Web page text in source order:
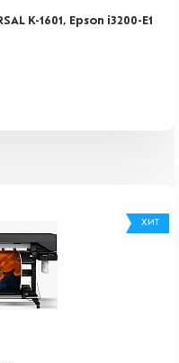
K-1601, Epson i3200-E1
ХИТ